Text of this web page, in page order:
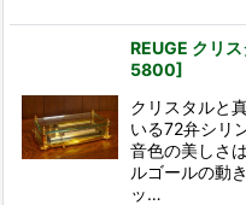
REUGE クリ
5800]
クリスタルと
いる72弁シリ
音色の美しさ
ルゴールの動
ッ…